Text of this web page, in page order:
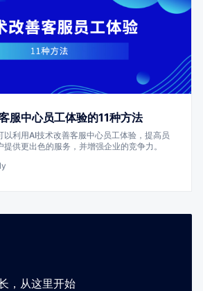
服中心员工体验的11种方法
以利用AI技术改善客服中心员工体验，提高员
供更出色的服务，并增强企业的竞争力。
，从这里开始